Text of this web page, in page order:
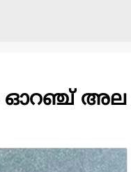
ഓറഞ്ച് അല